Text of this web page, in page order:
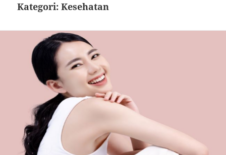
Kategori:Kesehatan